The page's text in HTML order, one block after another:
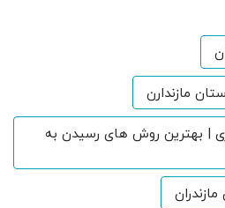
مازندارن
| بهترین روش های رسیدن به